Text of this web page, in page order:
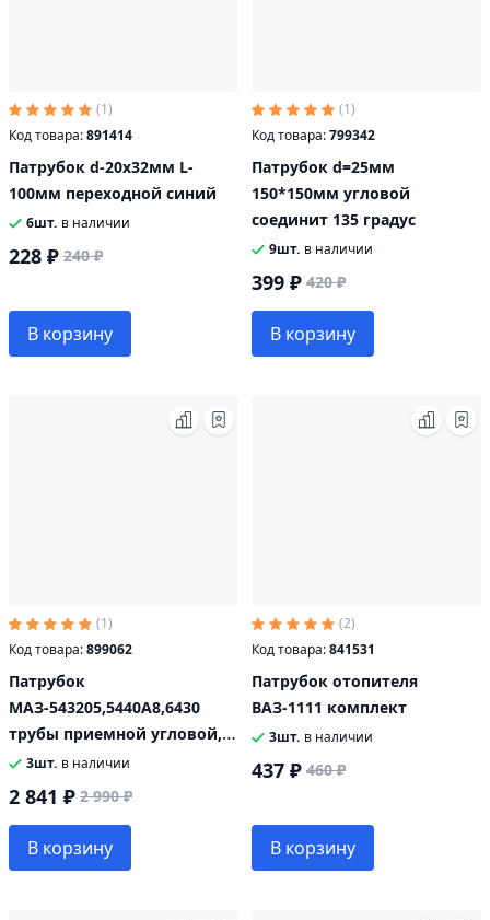
(1)
Код товара:891414
Патрубок d-20х32мм L-
100мм переходной синий
6шт. в наличии
228 ₽ 240 ₽
В корзину
(1)
Код товара:799342
Патрубок d=25мм
150*150мм угловой
соединит 135 градус
9шт. в наличии
399 ₽ 420 ₽
В корзину
(1)
Код товара:899062
Патрубок
МАЗ-543205,5440А8,6430
трубы приемной угловой,
90 градусов МВС 544010-
1203120
3шт. в наличии
2 841 ₽ 2 990 ₽
В корзину
(2)
Код товара:841531
Патрубок отопителя
ВАЗ-1111 комплект
3шт. в наличии
437 ₽ 460 ₽
В корзину